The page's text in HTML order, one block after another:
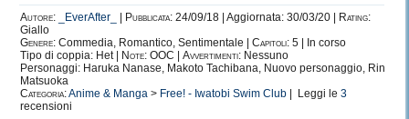
Autore:
_EverAfter_ Pubblicata: 24/09/18 | Aggiornata: 30/03/20 |
Rating:
Giallo
Genere: Commedia, Romantico, Sentimentale | Capitoli: 5 | In corso
Tipo di coppia: Het |
Note: OOC | Avvertimenti: Nessuno
Personaggi: Haruka Nanase, Makoto Tachibana, Nuovo personaggio, Rin
Matsuoka
Categoria:Anime & Manga > Free! - Iwatobi Swim Club | Leggi le 3
recensioni